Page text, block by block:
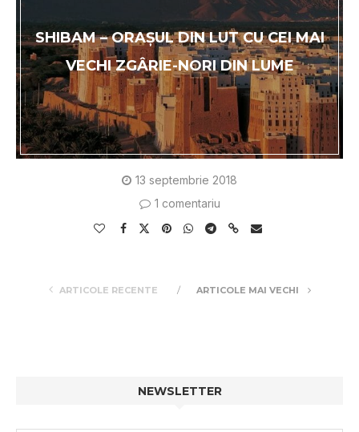
SHIBAM – ORAȘUL DIN LUT CU CEI MAI
VECHI ZGÂRIE-NORI DIN LUME
13 septembrie 2018
1 comentariu
ARTICOLE RECENTE ARTICOLE MAI VECHI
NEWSLETTER